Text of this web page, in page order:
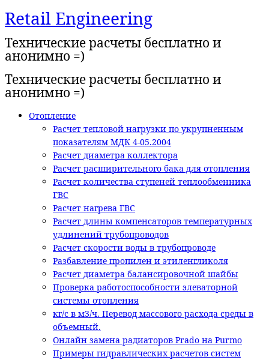
Перейти
к
содержимому
Retail Engineering
Технические расчеты бесплатно и
анонимно =)
Технические расчеты бесплатно и
анонимно =)
Отопление
Расчет тепловой нагрузки по укрупненным
показателям МДК 4-05.2004
Расчет диаметра коллектора
Расчет расширительного бака для отопления
Расчет количества ступеней теплообменника
ГВС
Расчет нагрева ГВС
Расчет длины компенсаторов температурных
удлинений трубопроводов
Расчет скорости воды в трубопроводе
Разбавление пропилен и этиленгликоля
Расчет диаметра балансировочной шайбы
Проверка работоспособности элеваторной
системы отопления
кг/с в м3/ч. Перевод массового расхода среды в
объемный.
Онлайн замена радиаторов Prado на Purmo
Примеры гидравлических расчетов систем